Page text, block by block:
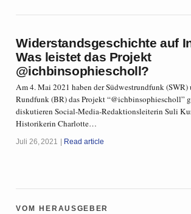
Widerstandsgeschichte auf
Was leistet das Projekt
@ichbinsophiescholl?
Am 4. Mai 2021 haben der Südwestrundfunk (SWR)
Rundfunk (BR) das Projekt “@ichbinsophiescholl”
diskutieren Social-Media-Redaktionsleiterin Suli
Historikerin Charlotte…
Juli 26, 2021 Read article
vom herausgeber